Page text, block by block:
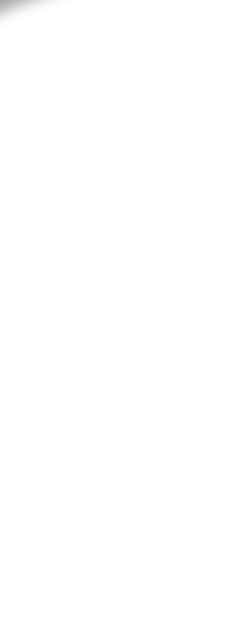
Bonjour, je suis Helio.
aider à trouver des
le Département du